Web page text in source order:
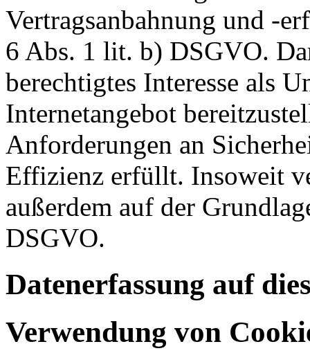
Vertragsanbahnung und -
6 Abs. 1 lit. b) DSGVO.
berechtigtes Interesse als
Internetangebot
Anforderungen an
Effizienz erfüllt. Insoweit
außerdem auf der
DSGVO.
Datenerfassung auf
Verwendung von